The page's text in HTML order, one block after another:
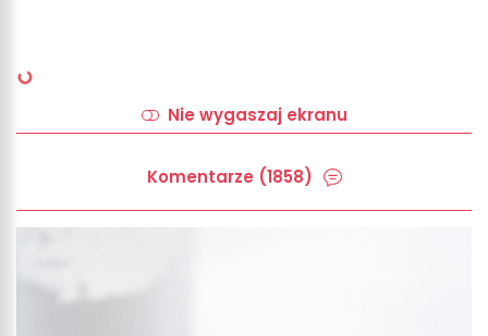
Nie wygaszaj ekranu
Komentarze (1858)